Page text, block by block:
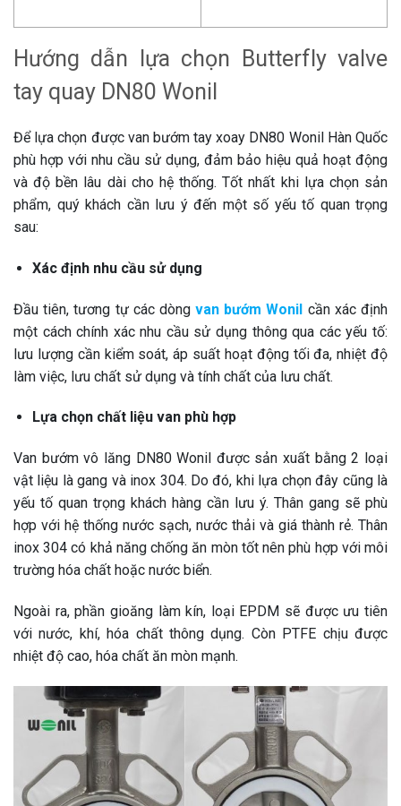
Hướng dẫn lựa chọn Butterfly valve
tay quay DN80 Wonil
Để lựa chọn được van bướm tay xoay DN80 Wonil Hàn Quốc
phù hợp với nhu cầu sử dụng, đảm bảo hiệu quả hoạt động
và độ bền lâu dài cho hệ thống. Tốt nhất khi lựa chọn sản
phẩm, quý khách cần lưu ý đến một số yếu tố quan trọng
sau:
Xác định nhu cầu sử dụng
Đầu tiên, tương tự các dòngvan bướm Wonil cần xác định
một cách chính xác nhu cầu sử dụng thông qua các yếu tố:
lưu lượng cần kiểm soát, áp suất hoạt động tối đa, nhiệt độ
làm việc, lưu chất sử dụng và tính chất của lưu chất.
Lựa chọn chất liệu van phù hợp
Van bướm vô lăng DN80 Wonil được sản xuất bằng 2 loại
vật liệu là gang và inox 304. Do đó, khi lựa chọn đây cũng là
yếu tố quan trọng khách hàng cần lưu ý. Thân gang sẽ phù
hợp với hệ thống nước sạch, nước thải và giá thành rẻ. Thân
inox 304 có khả năng chống ăn mòn tốt nên phù hợp với môi
trường hóa chất hoặc nước biển.
Ngoài ra, phần gioăng làm kín, loại EPDM sẽ được ưu tiên
với nước, khí, hóa chất thông dụng. Còn PTFE chịu được
nhiệt độ cao, hóa chất ăn mòn mạnh.